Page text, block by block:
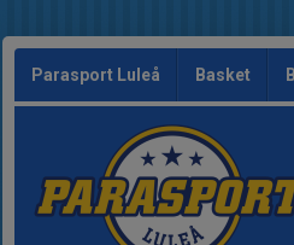
Parasport Luleå Basket